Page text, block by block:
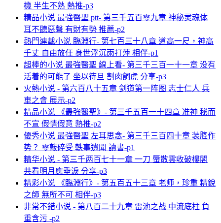
機 半生不熟 熱推-p3
精品小说 最強醫聖 ptt- 第三千五百零九章 神秘灵魂体
耳不聽惡聲 有財有勢 推薦-p2
熱門連載小说 臨淵行- 第七百三十八章 道高一尺，神高
千丈 自由放任 身世浮沉雨打萍 相伴-p1
超棒的小说 最強醫聖 線上看- 第三千三百一十一章 没有
活着的可能了 坐以待旦 割肉飼虎 分享-p3
火熱小说 - 第六百八十五章 剑道第一阵图 志士仁人 兵
車之會 展示-p2
精品小说 《最強醫聖》- 第三千五百一十四章 准神 秘而
不宣 假情假意 熱推-p2
優秀小说 最強醫聖 左耳思念- 第三千三百四十章 装腔作
势？ 零敲碎受 軼事遺聞 讀書-p1
精华小说 - 第三千两百七十一章 一刀 蜃散雲收破樓閣
共看明月應垂淚 分享-p3
精彩小说 《臨淵行》- 第五百五十三章 老师，珍重 精銳
之師 無所不可 相伴-p3
非常不錯小说 - 第八百二十九章 雷池之战 中流底柱 負
重含污 -p2